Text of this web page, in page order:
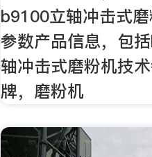
b9100立轴冲击式
参数产品信息，包
轴冲击式磨粉机技
牌，磨粉机